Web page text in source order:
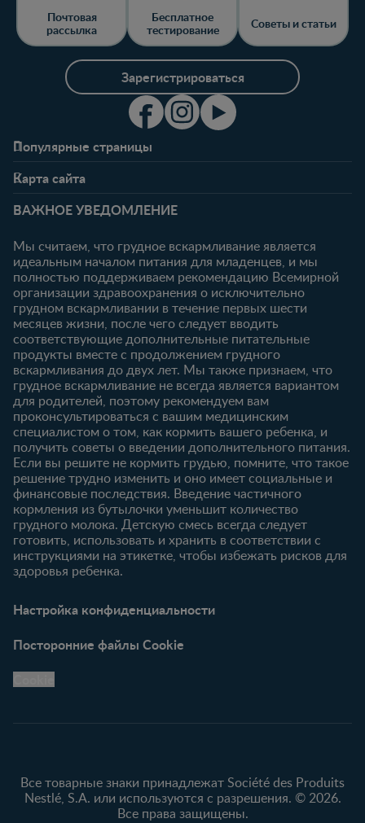
Почтовая
рассылка
Бесплатное
тестирование
Советы и статьи
Зарегистрироваться
Популярные страницы
Часто задаваемые
Личный кабинет
Зарегистрироваться
Купить
Наши бренды
Бесплатные
тестирования
Карта сайта
Статьи
Статьи
6-12 месяцев
Статьи
Продукты
12-18 месяцев
Статьи
Продукты
18-24 месяцев
Статьи
Продукты
ВАЖНОЕ УВЕДОМЛЕНИЕ
Мы считаем, что грудное вскармливание является
идеальным началом питания для младенцев, и мы
полностью поддерживаем рекомендацию Всемирной
организации здравоохранения о исключительно
грудном вскармливании в течение первых шести
месяцев жизни, после чего следует вводить
соответствующие дополнительные питательные
продукты вместе с продолжением грудного
вскармливания до двух лет. Мы также признаем, что
грудное вскармливание не всегда является вариантом
для родителей, поэтому рекомендуем вам
проконсультироваться с вашим медицинским
специалистом о том, как кормить вашего ребенка, и
получить советы о введении дополнительного питания.
Если вы решите не кормить грудью, помните, что такое
решение трудно изменить и оно имеет социальные и
финансовые последствия. Введение частичного
кормления из бутылочки уменьшит количество
грудного молока. Детскую смесь всегда следует
готовить, использовать и хранить в соответствии с
инструкциями на этикетке, чтобы избежать рисков для
здоровья ребенка.
Настройка конфиденциальности
Посторонние файлы Cookie
Все товарные знаки принадлежат Société des Produits
Nestlé, S.A. или используются с разрешения. © 2026.
Все права защищены.